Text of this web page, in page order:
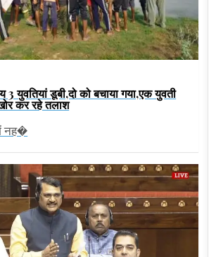
3 युवतियां डूबी,दो को बचाया गया,एक युवती
कर रहे तलाश
नह�